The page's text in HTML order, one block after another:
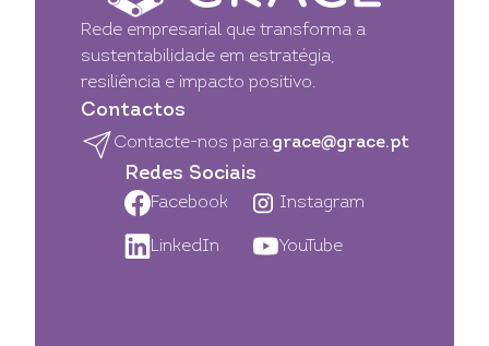
Rede empresarial que transforma a
sustentabilidade em estratégia,
resiliência e impacto positivo.
Contactos
Contacte-nos para:grace@grace.pt
Redes Sociais
Facebook Instagram
LinkedIn YouTube